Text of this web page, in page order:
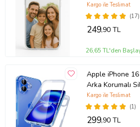
(17)
Kargo ile Teslimat
249,90 TL
26,65 TL'den
Apple iPhone 16
Arka Korumalı
(1)
Kargo ile Teslimat
299,90 TL